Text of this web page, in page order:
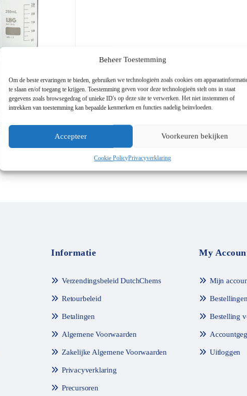
Beheer Toestemming
Om de beste ervaringen te bieden, gebruiken we technologieën zoals cookies om
te slaan en/of toegang te krijgen. Toestemming geven voor deze technologieën stelt ons in staat
gegevens zoals browsegedrag of unieke ID's op deze site te verwerken. Het niet instemmen of
intrekken van toestemming kan bepaalde kenmerken en functies nadelig beïnvloeden.
Accepteer Voorkeuren bekijken
Cookie PolicyPrivacyverklaring
LBG
Prijsklasse:
tot
Informatie
Verzendingsbeleid DutchChems
Retourbeleid
Betalingen
Algemene Voorwaarden
Zakelijke Algemene Voorwaarden
Privacyverklaring
Precursoren
My
Mijn
Bestelling
Uitloggen